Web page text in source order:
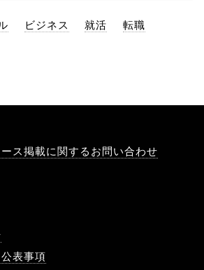
ビジネス 就活 転職
ス掲載に関するお問い合わせ
表事項